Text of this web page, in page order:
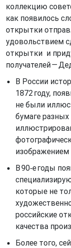
коллекцию
как появилось
открытки
удовольствием
открытки и
получателей —
В России
1872 году,
не были
бумаге
В 90‑е годы
которые не
российские
качества
Более того,